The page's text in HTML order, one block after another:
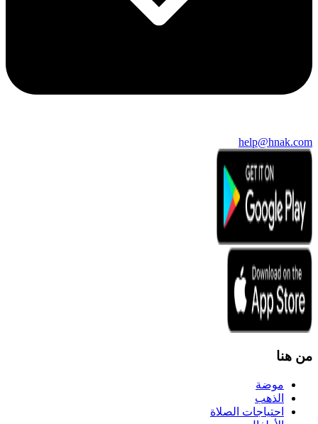
help@hnak.com
من هنا
موضة
الذهب
احتياجات الصلاة